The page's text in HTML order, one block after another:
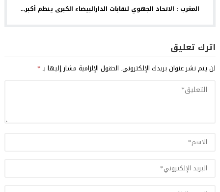
المغرب : الاتحاد الجهوي لنقابات الدارالبيضاء الكبرى ينظم أكبر...
اترك تعليق
لن يتم نشر عنوان بريدك الإلكتروني. الحقول الإلزامية مشار إليها بـ*